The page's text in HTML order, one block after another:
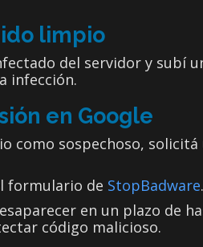
limpio
del servidor y subí
infección.
en Google
como sospechoso, solicitá
formulario de StopBadware.
en un plazo de
código malicioso.